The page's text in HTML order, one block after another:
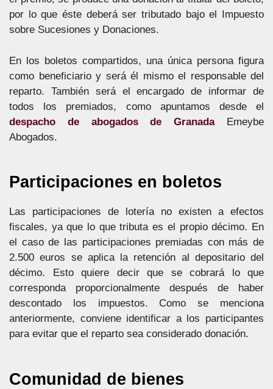
por lo que éste deberá ser tributado bajo el Impuesto
sobre Sucesiones y Donaciones.
En los boletos compartidos, una única persona figura
como beneficiario y será él mismo el responsable del
reparto. También será el encargado de informar de
todos los premiados, como apuntamos desde el
despacho de abogados de GranadaEmeybe
Abogados.
Participaciones en boletos
Las participaciones de lotería no existen a efectos
fiscales, ya que lo que tributa es el propio décimo. En
el caso de las participaciones premiadas con más de
2.500 euros se aplica la retención al depositario del
décimo. Esto quiere decir que se cobrará lo que
corresponda proporcionalmente después de haber
descontado los impuestos. Como se menciona
anteriormente, conviene identificar a los participantes
para evitar que el reparto sea considerado donación.
Comunidad de bienes